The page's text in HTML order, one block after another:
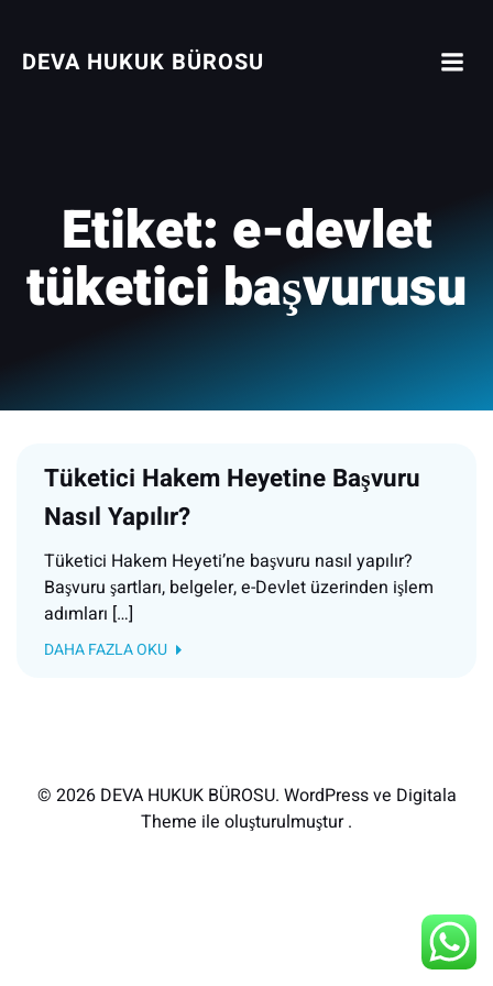
DEVA HUKUK BÜROSU
Etiket: e-devlet
tüketici başvurusu
Tüketici Hakem Heyetine Başvuru
Nasıl Yapılır?
Tüketici Hakem Heyeti’ne başvuru nasıl yapılır?
Başvuru şartları, belgeler, e-Devlet üzerinden işlem
adımları […]
DAHA FAZLA OKU
© 2026 DEVA HUKUK BÜROSU. WordPress ve Digitala
Theme ile oluşturulmuştur .